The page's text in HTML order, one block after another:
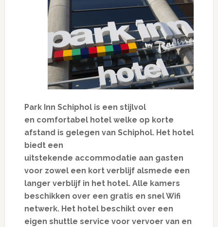
Park Inn Schiphol is een stijlvol
en comfortabel hotel welke op korte
afstand is gelegen van Schiphol. Het hotel
biedt een
uitstekende accommodatie aan gasten
voor zowel een kort verblijf alsmede een
langer verblijf in het hotel. Alle kamers
beschikken over een gratis en snel Wifi
netwerk. Het hotel beschikt over een
eigen shuttle service voor vervoer van en